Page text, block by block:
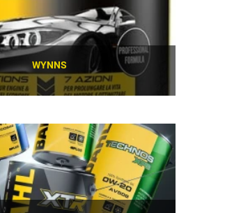
WYNNS